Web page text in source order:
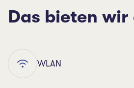
Das bieten
WLAN